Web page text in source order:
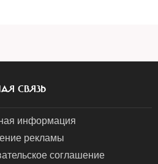
СВЯЗЬ
информация
рекламы
соглашение